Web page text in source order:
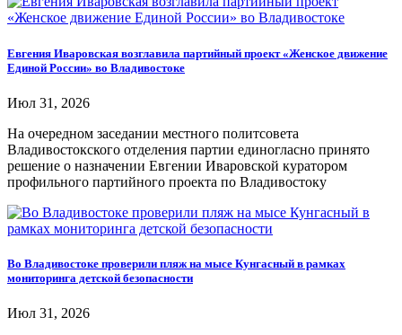
Евгения Иваровская возглавила партийный проект «Женское движение
Единой России» во Владивостоке
Июл 31, 2026
На очередном заседании местного политсовета
Владивостокского отделения партии единогласно принято
решение о назначении Евгении Иваровской куратором
профильного партийного проекта по Владивостоку
Во Владивостоке проверили пляж на мысе Кунгасный в рамках
мониторинга детской безопасности
Июл 31, 2026